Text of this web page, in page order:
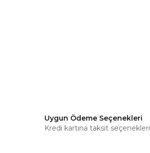
Uygun Ödeme Seçenekleri
Kredi kartına taksit seçenekleri